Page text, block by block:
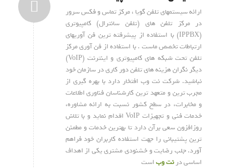
ارائه سیستمهای تلفن گویا ، مرکز تماس و فکس سرور
در مرکز تلفن های (تلفن سانترال) کامپیوتری
(IPPBX) با استفاده از پیشرفته ترین فن آوریهای
ارتباطات تخصص ماست . با استفاده از فن آوری مرکز
تلفن تحت شبکه های کامپیوتری و اینترنت (VoIP)
دیگر نگران هزینه های تلفن دور کاری در سازمان خود
نباشید. شرکت نت وب افتخار دارد با بهره گیری از
مجرب ترین و متعهد ترین کارشناسان فناوری اطلاعات
و مخابرات، در سطح کشور نسبت به ارائه مشاوره،
خدمات فنی و تجهیزات VoIP اقدام نماید و با تلاش
روزافزون سعی برآن دارد تا بهترین خدمات و مطمئن
ترین پشتیبانی را جهت استفاده کاربران خود فراهم
آورد. جلب رضایت و خشنودی مشتری یکی از اهداف
اساسی درنت وباست